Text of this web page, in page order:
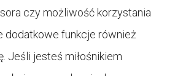
czy możliwość korzystania
dodatkowe funkcje również
Jeśli jesteś miłośnikiem